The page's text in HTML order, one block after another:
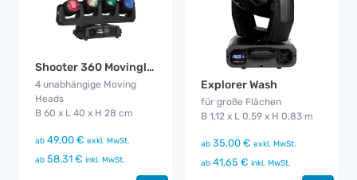
Shooter 360 Movinglight
4 unabhängige Moving
Heads
B 60 x L 40 x H 28 cm
ab 49,00 € exkl. MwSt.
ab 58,31 € inkl. MwSt.
Explorer Wash
für große Flächen
B 1,12 x L 0,59 x H 0,83 m
ab 35,00 € exkl. MwSt.
ab 41,65 € inkl. MwSt.